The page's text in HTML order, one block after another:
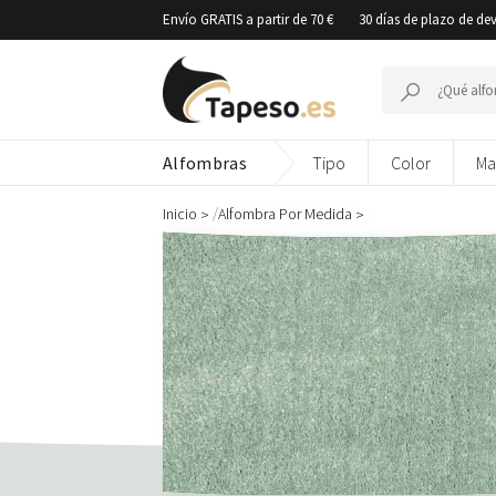
al
Envío GRATIS a partir de 70 € 30 días de plazo de
por:
Alfombras Tipo Color
Inicio /Alfombra Por Medida